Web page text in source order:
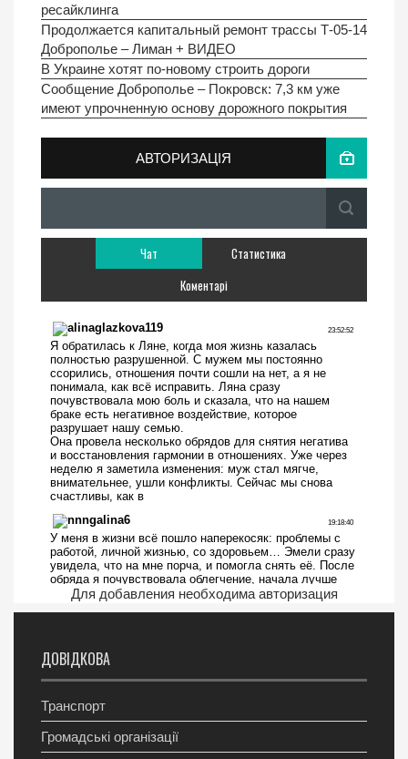
ресайклинга
Продолжается капитальный ремонт трассы Т-05-14
Доброполье – Лиман + ВИДЕО
В Украине хотят по-новому строить дороги
Сообщение Доброполье – Покровск: 7,3 км уже
имеют упрочненную основу дорожного покрытия
АВТОРИЗАЦІЯ
Чат
Статистика
Коментарі
Для добавления необходима авторизация
ДОВІДКОВА
Транспорт
Громадські організації